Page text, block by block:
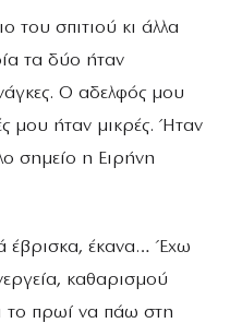
του σπιτιού κι άλλα
τα δύο ήταν
Ο αδελφός μου
μου ήταν μικρές. Ήταν
σημείο η Ειρήνη
έβρισκα, έκανα… Έχω
καθαρισμού
το πρωί να πάω στη